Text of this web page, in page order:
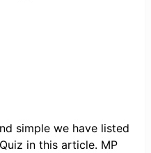
simple we have listed
in this article. MP